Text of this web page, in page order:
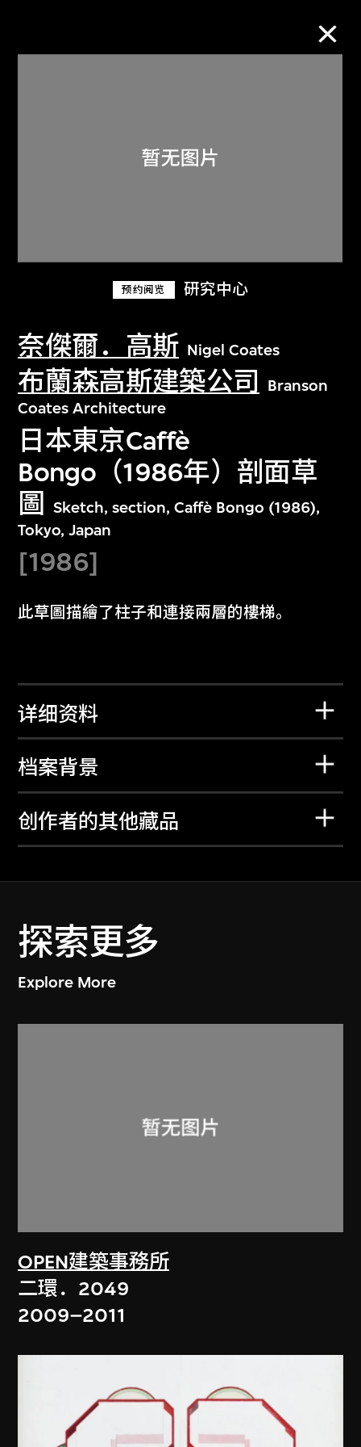
预约阅览 研究中心
奈傑爾．高斯 Nigel Coates
布蘭森高斯建築公司
Branson
Coates Architecture
日本東京Caffè
Bongo（1986年）剖面草
圖
Sketch, section, Caffè Bongo (1986),
Tokyo, Japan
[1986]
此草圖描繪了柱子和連接兩層的樓梯。
详细资料
档案背景
创作者的其他藏品
探索更多
Explore More
OPEN建築事務所
二環．2049
2009–2011
关于M+藏品
探索世界顶级的二十及二十一世纪视觉
文化藏品。